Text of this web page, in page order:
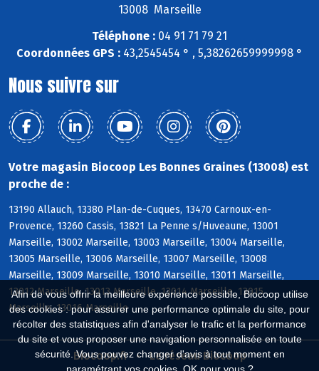
Afin de vous offrir la meilleure expérience possible, Biocoop utilise
des cookies : pour assurer une performance optimale du site, pour
récolter des statistiques afin d'analyser le trafic et la performance
du site et vous proposer une navigation personnalisée en toute
sécurité. Vous pouvez changer d'avis à tout moment en
13008 Marseille
Téléphone : 04 91 71 79 21
Coordonnées GPS : 43,2545454 ° , 5,38262659999998 °
Nous suivre sur
Votre magasin Biocoop Les Bonnes Graines (13008) est
proche de :
13190 Allauch, 13380 Plan-de-Cuques, 13470 Carnoux-en-
Provence, 13260 Cassis, 13821 La Penne s/Huveaune, 13001
Marseille, 13002 Marseille, 13003 Marseille, 13004 Marseille,
13005 Marseille, 13006 Marseille, 13007 Marseille, 13008
Marseille, 13009 Marseille, 13010 Marseille, 13011 Marseille,
13012 Marseille, 13013 Marseille, 13014 Marseille, 13015
Marseille, 13016 Marseille
Biocoop.fr
Le réseau Biocoop